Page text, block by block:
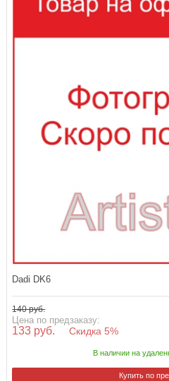
Dadi DK6
140 руб.
Цена по предзаказу:
133 руб. Скидка 5%
В наличии на
Купить по